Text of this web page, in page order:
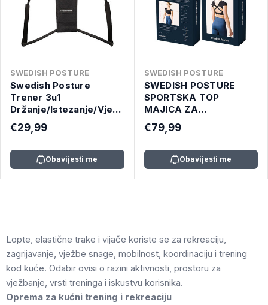
SWEDISH POSTURE
Swedish Posture
Trener 3u1
Držanje/Istezanje/Vježbanje
jačina SREDNJE
€29,99
Obavijesti me
SWEDISH POSTURE
SWEDISH POSTURE
SPORTSKA TOP
MAJICA ZA
TRENIRANJE
€79,99
Obavijesti me
Lopte, elastične trake i vijače koriste se za rekreaciju,
zagrijavanje, vježbe snage, mobilnost, koordinaciju i trening
kod kuće. Odabir ovisi o razini aktivnosti, prostoru za
vježbanje, vrsti treninga i iskustvu korisnika.
Oprema za kućni trening i rekreaciju